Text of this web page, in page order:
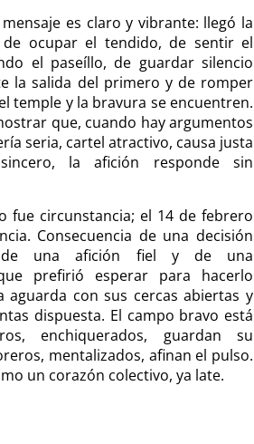
es claro y vibrante: llegó la
ocupar el tendido, de sentir el
el paseíllo, de guardar silencio
la salida del primero y de romper
temple y la bravura se encuentren.
que, cuando hay argumentos
seria, cartel atractivo, causa justa
la afición responde sin
fue circunstancia; el 14 de febrero
Consecuencia de una decisión
de una afición fiel y de una
prefirió esperar para hacerlo
aguarda con sus cercas abiertas y
dispuesta. El campo bravo está
enchiquerados, guardan su
mentalizados, afinan el pulso.
un corazón colectivo, ya late.